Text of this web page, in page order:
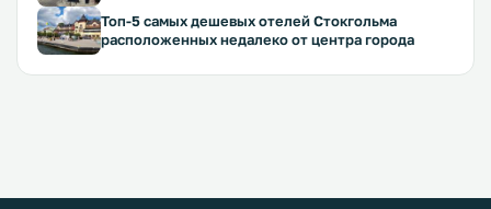
Топ-5 самых дешевых отелей Стокгольма
расположенных недалеко от центра города